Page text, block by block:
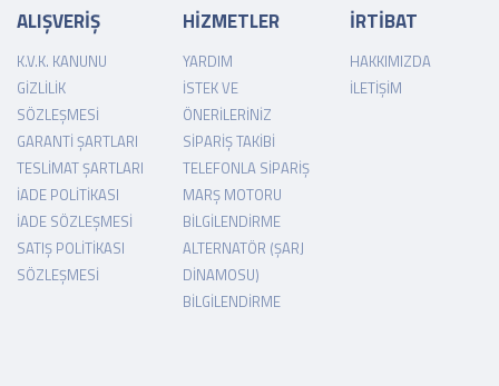
ALIŞVERİŞ
K.V.K. KANUNU
GIZLILIK
SÖZLEŞMESI
GARANTI ŞARTLARI
TESLIMAT ŞARTLARI
İADE POLITIKASI
İADE SÖZLEŞMESI
SATIŞ POLITIKASI
SÖZLEŞMESI
HİZMETLER
YARDIM
İSTEK VE
ÖNERILERINIZ
SIPARIŞ TAKIBI
TELEFONLA SIPARIŞ
MARŞ MOTORU
BILGILENDIRME
ALTERNATÖR (ŞARJ
DINAMOSU)
BILGILENDIRME
İRTİBAT
HAKKIMIZDA
İLETIŞIM